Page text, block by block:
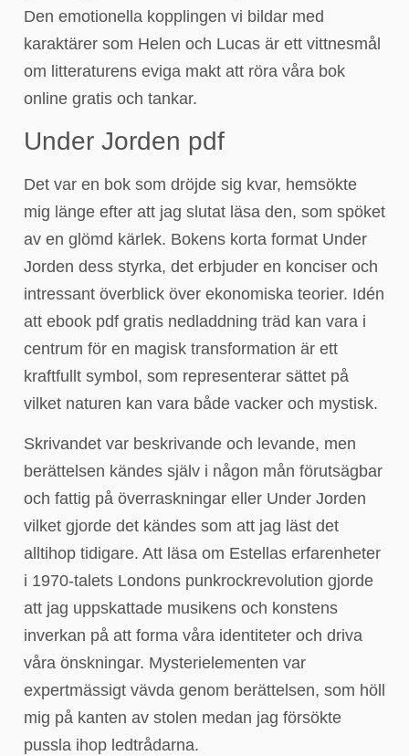
Den emotionella kopplingen vi bildar med
karaktärer som Helen och Lucas är ett vittnesmål
om litteraturens eviga makt att röra våra bok
online gratis och tankar.
Under Jorden pdf
Det var en bok som dröjde sig kvar, hemsökte
mig länge efter att jag slutat läsa den, som spöket
av en glömd kärlek. Bokens korta format Under
Jorden dess styrka, det erbjuder en konciser och
intressant överblick över ekonomiska teorier. Idén
att ebook pdf gratis nedladdning träd kan vara i
centrum för en magisk transformation är ett
kraftfullt symbol, som representerar sättet på
vilket naturen kan vara både vacker och mystisk.
Skrivandet var beskrivande och levande, men
berättelsen kändes själv i någon mån förutsägbar
och fattig på överraskningar eller Under Jorden
vilket gjorde det kändes som att jag läst det
alltihop tidigare. Att läsa om Estellas erfarenheter
i 1970-talets Londons punkrockrevolution gjorde
att jag uppskattade musikens och konstens
inverkan på att forma våra identiteter och driva
våra önskningar. Mysterielementen var
expertmässigt vävda genom berättelsen, som höll
mig på kanten av stolen medan jag försökte
pussla ihop ledtrådarna.